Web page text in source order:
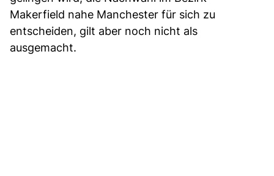
Makerfield nahe Manchester für sich zu
entscheiden, gilt aber noch nicht als
ausgemacht.